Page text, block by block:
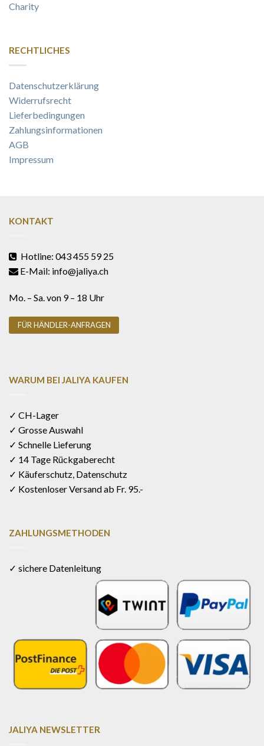
Charity
RECHTLICHES
Datenschutzerklärung
Widerrufsrecht
Lieferbedingungen
Zahlungsinformationen
AGB
Impressum
KONTAKT
Hotline: 043 455 59 25
E-Mail: info@jaliya.ch
Mo. – Sa. von 9 – 18 Uhr
FÜR HÄNDLER-ANFRAGEN
WARUM BEI JALIYA KAUFEN
✓ CH-Lager
✓ Grosse Auswahl
✓ Schnelle Lieferung
✓ 14 Tage Rückgaberecht
✓ Käuferschutz, Datenschutz
✓ Kostenloser Versand ab Fr. 95.-
ZAHLUNGSMETHODEN
✓ sichere Datenleitung
JALIYA NEWSLETTER